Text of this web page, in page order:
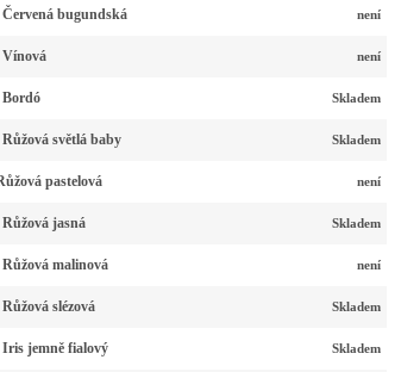
bugundská není
Vínová není
Bordó Skladem
světlá baby Skladem
pastelová není
jasná Skladem
malinová není
slézová Skladem
Iris jemně fialový Skladem